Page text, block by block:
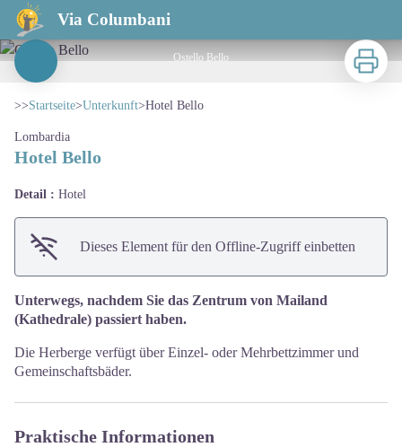
Via Columbani
Hotel Bello
Ostello Bello
Zu
>>Startseite>Unterkunft>Hotel Bello
Lombardia
Hotel Bello
Detail : Hotel
Dieses Element für den Offline-Zugriff einbetten
Unterwegs, nachdem Sie das Zentrum von Mailand
(Kathedrale) passiert haben.
Die Herberge verfügt über Einzel- oder Mehrbettzimmer und
Gemeinschaftsbäder.
Praktische Informationen